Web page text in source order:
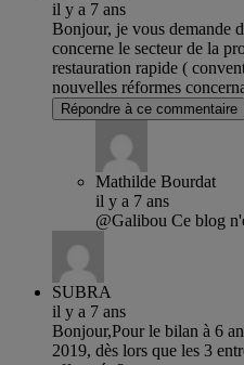
il y a 7 ans
Bonjour, je vous demande
concerne le secteur de la
restauration rapide (
nouvelles réformes
Répondre à ce commentaire
Mathilde Bourdat
il y a 7 ans
@Galibou Ce blog
SUBRA
il y a 7 ans
Bonjour,Pour le bilan à 6
2019, dès lors que les 3